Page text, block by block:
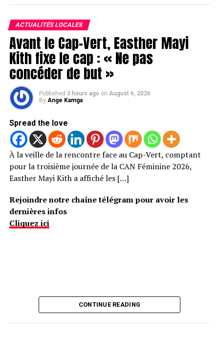
ACTUALITÉS LOCALES
Avant le Cap-Vert, Easther Mayi
Kith fixe le cap : « Ne pas
concéder de but »
Published 3 hours ago on August 6, 2026
By Ange Kamga
Spread the love
À la veille de la rencontre face au Cap-Vert, comptant
pour la troisième journée de la CAN Féminine 2026,
Easther Mayi Kith a affiché les […]
Rejoindre notre chaîne télégram pour avoir les
dernières infos
Cliquez ici
CONTINUE READING